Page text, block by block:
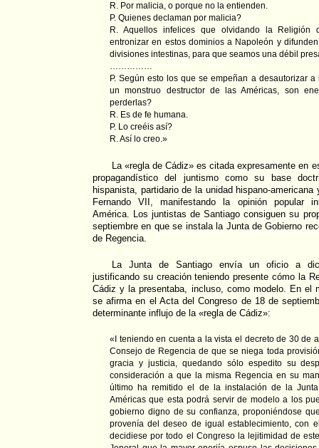
R. Por malicia, o porque no la entienden.
P. Quienes declaman por malicia?
R. Aquellos infelices que olvidando la Religión
entronizar en estos dominios a Napoleón y
divisiones intestinas, para que seamos una débil
P. Según esto los que se empeñan a desautorizar
un monstruo destructor de las Américas, son
perderlas?
R. Es de fe humana.
P. Lo creéis así?
R. Así lo creo.»
La «regla de Cádiz» es citada expresamente en
propagandístico del juntismo como su base
hispanista, partidario de la unidad hispano-
Fernando VII, manifestando la opinión popular
América. Los juntistas de Santiago consiguen su
septiembre en que se instala la Junta de Gobierno
de Regencia.
La Junta de Santiago envía un oficio a
justificando su creación teniendo presente cómo la
Cádiz y la presentaba, incluso, como modelo. En el
se afirma en el Acta del Congreso de 18 de
determinante influjo de la «regla de Cádiz»:
«I teniendo en cuenta a la vista el decreto de 30 de
Consejo de Regencia de que se niega toda
gracia y justicia, quedando sólo espedito su
consideración a que la misma Regencia en su
último ha remitido el de la instalación de la
Américas que esta podrá servir de modelo a los
gobierno digno de su confianza, proponiéndose
provenía del deseo de igual establecimiento, con
decidiese por todo el Congreso la lejitimidad de